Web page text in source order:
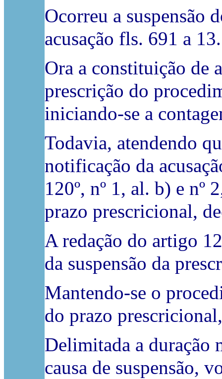
Ocorreu a suspensão
acusação fls. 691 a
Ora a constituição de
prescrição do
iniciando-se a
Todavia, atendendo
notificação da
120º, nº 1, al. b) e nº
prazo prescricional,
A redação do artigo
da suspensão da
Mantendo-se o
do prazo
Delimitada a duração
causa de suspensão,